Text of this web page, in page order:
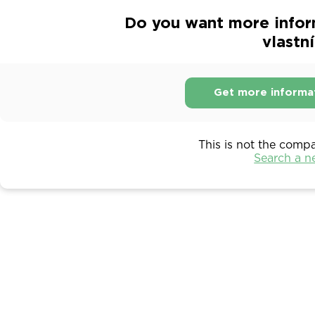
Do you want more
Get more
This is not the
Search a